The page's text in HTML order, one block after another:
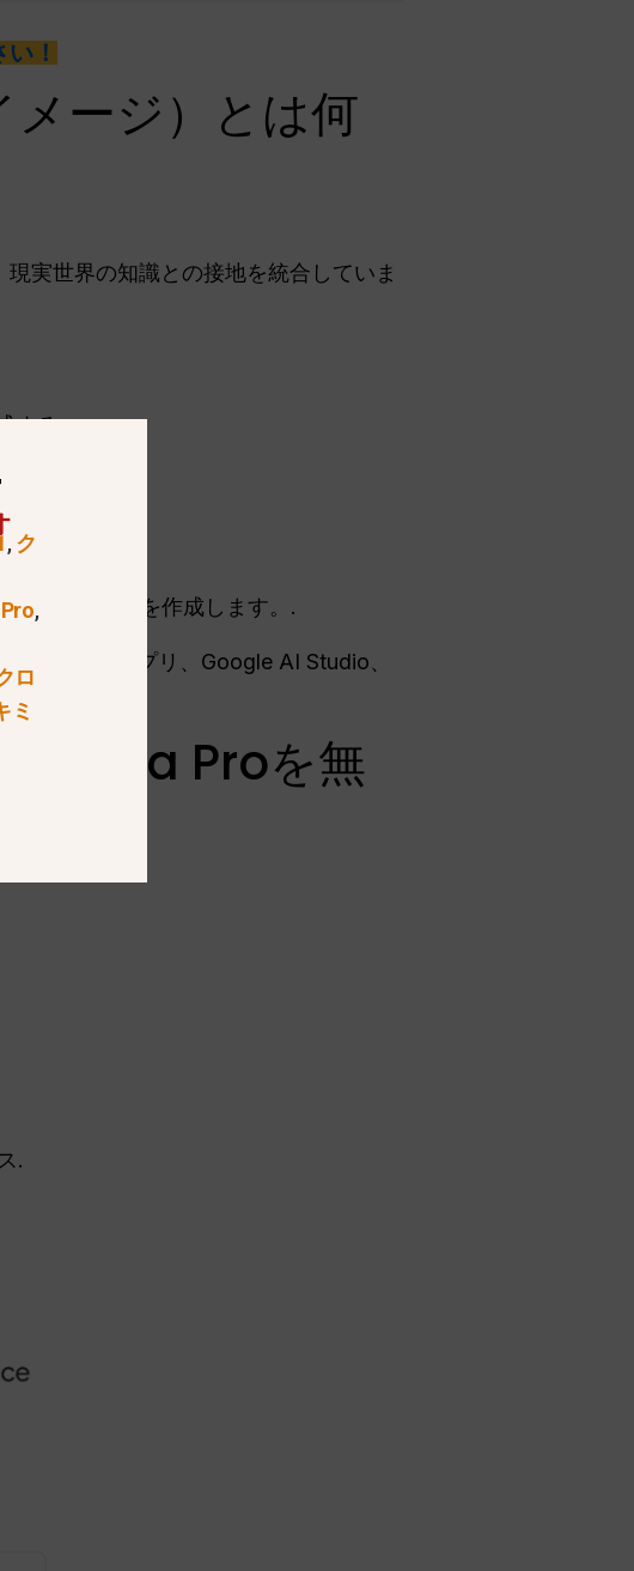
！
ージ）とは何
実世界の知識との接地を統合していま
する。.
る。.
ます。.
します。.
グラフィックを作成します。.
、Geminiアプリ、Google AI Studio、
Proを無
.
,ク
,
ロ
ミ